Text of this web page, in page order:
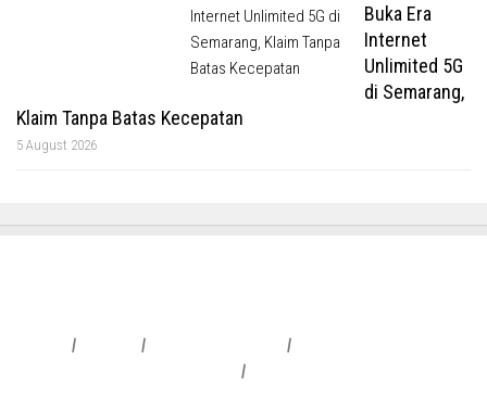
Buka Era
Internet
Unlimited 5G
di Semarang,
Klaim Tanpa Batas Kecepatan
5 August 2026
| | |
|